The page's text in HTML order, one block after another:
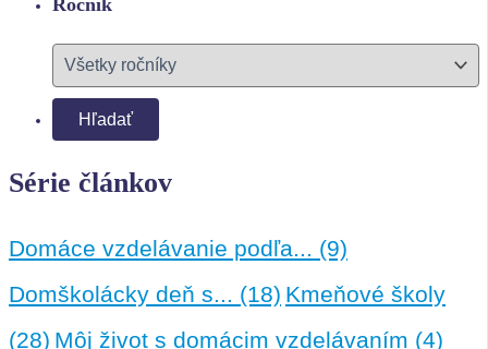
Ročník
Série článkov
Domáce vzdelávanie podľa... (9)
Domškolácky deň s... (18) Kmeňové školy
(28) Môj život s domácim vzdelávaním (4)